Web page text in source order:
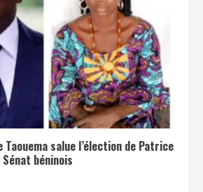
Taouema salue l’élection de Patrice
béninois